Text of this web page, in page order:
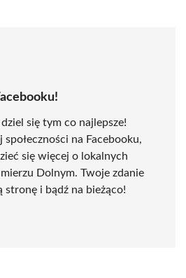
się tym co najlepsze!
społeczności na Facebooku,
się więcej o lokalnych
Dolnym. Twoje zdanie
stronę i bądź na bieżąco!